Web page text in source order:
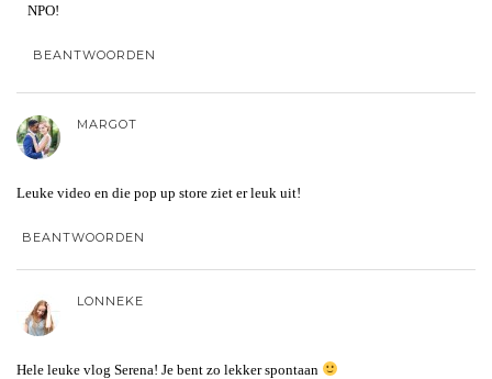
NPO!
BEANTWOORDEN
MARGOT
Leuke video en die pop up store ziet er leuk uit!
BEANTWOORDEN
LONNEKE
Hele leuke vlog Serena! Je bent zo lekker spontaan